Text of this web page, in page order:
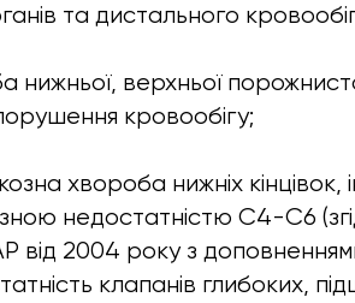
та дистального
верхньої
кровообігу;
хвороба нижніх
недостатністю C4-C6
від 2004 року з
клапанів глибоких,